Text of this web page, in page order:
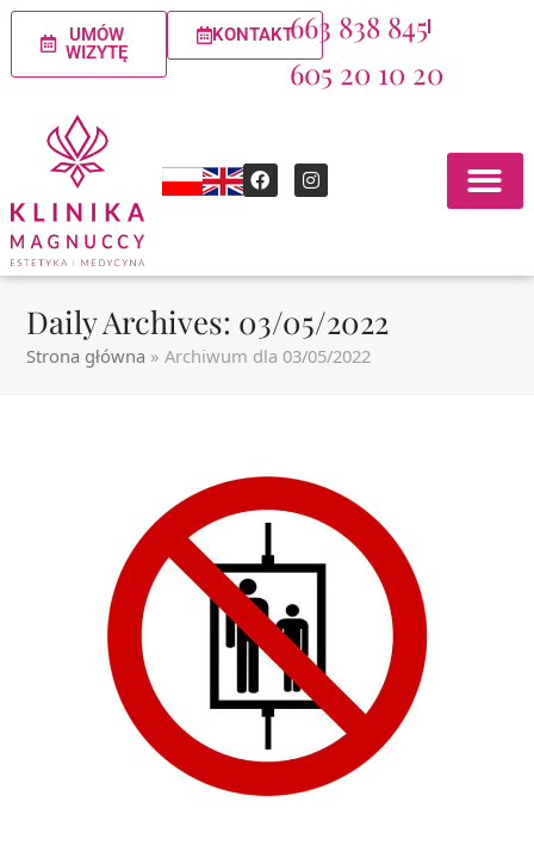
UMÓW
WIZYTĘ
KONTAKT663 838 845
605 20 10 20
Daily Archives: 03/05/2022
Strona główna »Archiwum dla 03/05/2022